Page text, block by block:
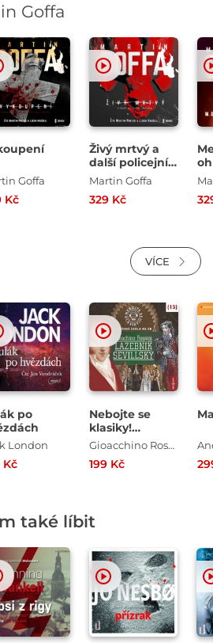
Goffa
Goffa
Kč
Živý mrtvý a
další policejní
povídky
Martin Goffa
329 Kč
VÍCE
po
London
Kč
Nebojte se
klasiky!
Hudební škola
sevillský
Gioacchino Rossini
199 Kč
také líbit